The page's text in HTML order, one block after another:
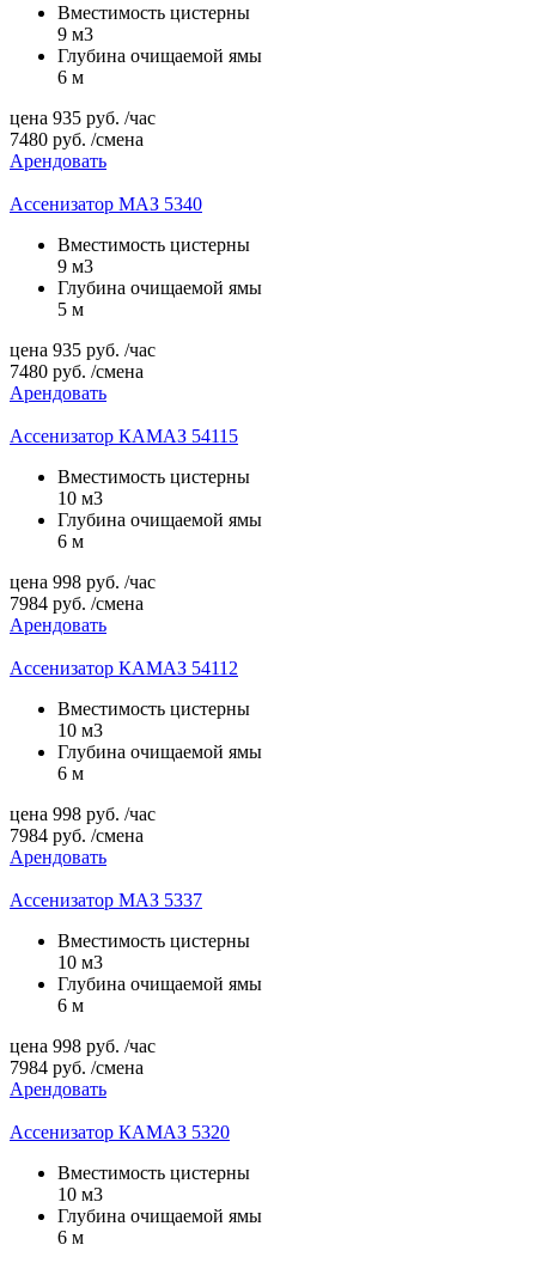
Вместимость цистерны
9 м3
Глубина очищаемой ямы
6 м
цена 935 руб. /час
7480 руб. /смена
Арендовать
Ассенизатор МАЗ 5340
Вместимость цистерны
9 м3
Глубина очищаемой ямы
5 м
цена 935 руб. /час
7480 руб. /смена
Арендовать
Ассенизатор КАМАЗ 54115
Вместимость цистерны
10 м3
Глубина очищаемой ямы
6 м
цена 998 руб. /час
7984 руб. /смена
Арендовать
Ассенизатор КАМАЗ 54112
Вместимость цистерны
10 м3
Глубина очищаемой ямы
6 м
цена 998 руб. /час
7984 руб. /смена
Арендовать
Ассенизатор МАЗ 5337
Вместимость цистерны
10 м3
Глубина очищаемой ямы
6 м
цена 998 руб. /час
7984 руб. /смена
Арендовать
Ассенизатор КАМАЗ 5320
Вместимость цистерны
10 м3
Глубина очищаемой ямы
6 м